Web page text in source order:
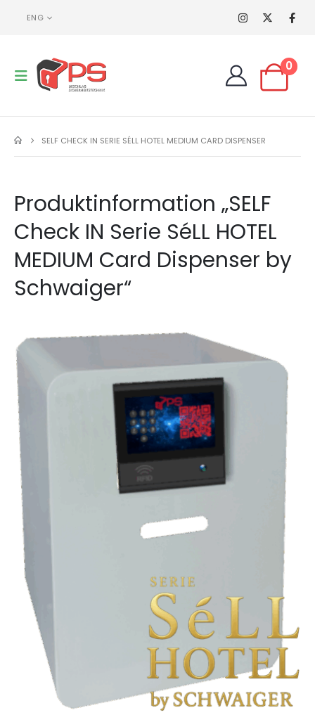
ENG
0
SELF CHECK IN SERIE SÉLL HOTEL MEDIUM CARD DISPENSER
Produktinformation „SELF
Check IN Serie SéLL HOTEL
MEDIUM Card Dispenser by
Schwaiger“